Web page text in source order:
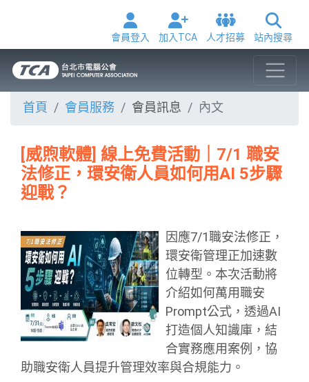
會員登入 加入TCA 人才招募 站內搜尋
首頁 會員服務 會員訊息 內文
[威煦軟體] 線上免費活動｜7/1 職安
法修正，環安衛人員如何用AI 5步驟
迎戰？
因應7/1職安法修正，
環安衛管理正加速數
位轉型。本次活動將
介紹如何萬用職安
Prompt公式，透過AI
打造個人知識庫，結
合實務應用案例，協
助職安衛人員提升管理效率與合規能力。